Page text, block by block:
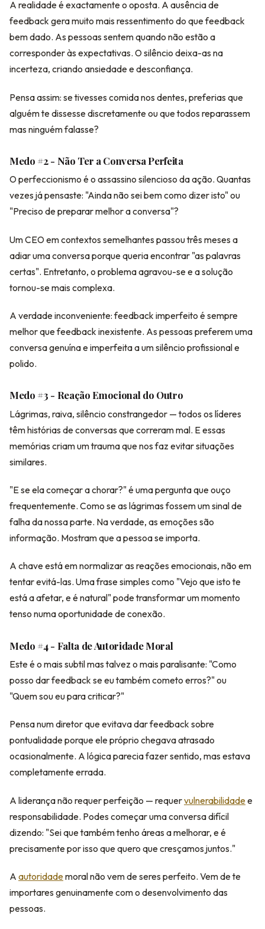
A realidade é exactamente o oposta. A ausência de
feedback gera muito mais ressentimento do que feedback
bem dado. As pessoas sentem quando não estão a
corresponder às expectativas. O silêncio deixa-as na
incerteza, criando ansiedade e desconfiança.
Pensa assim: se tivesses comida nos dentes, preferias que
alguém te dissesse discretamente ou que todos reparassem
mas ninguém falasse?
Medo #2 - Não Ter a Conversa Perfeita
O perfeccionismo é o assassino silencioso da ação. Quantas
vezes já pensaste: "Ainda não sei bem como dizer isto" ou
"Preciso de preparar melhor a conversa"?
Um CEO em contextos semelhantes passou três meses a
adiar uma conversa porque queria encontrar "as palavras
certas". Entretanto, o problema agravou-se e a solução
tornou-se mais complexa.
A verdade inconveniente: feedback imperfeito é sempre
melhor que feedback inexistente. As pessoas preferem uma
conversa genuína e imperfeita a um silêncio profissional e
polido.
Medo #3 - Reação Emocional do Outro
Lágrimas, raiva, silêncio constrangedor — todos os líderes
têm histórias de conversas que correram mal. E essas
memórias criam um trauma que nos faz evitar situações
similares.
"E se ela começar a chorar?" é uma pergunta que ouço
frequentemente. Como se as lágrimas fossem um sinal de
falha da nossa parte. Na verdade, as emoções são
informação. Mostram que a pessoa se importa.
A chave está em normalizar as reações emocionais, não em
tentar evitá-las. Uma frase simples como "Vejo que isto te
está a afetar, e é natural" pode transformar um momento
tenso numa oportunidade de conexão.
Medo #4 - Falta de Autoridade Moral
Este é o mais subtil mas talvez o mais paralisante: "Como
posso dar feedback se eu também cometo erros?" ou
"Quem sou eu para criticar?"
Pensa num diretor que evitava dar feedback sobre
pontualidade porque ele próprio chegava atrasado
ocasionalmente. A lógica parecia fazer sentido, mas estava
completamente errada.
A liderança não requer perfeição — requervulnerabilidade e
responsabilidade. Podes começar uma conversa difícil
dizendo: "Sei que também tenho áreas a melhorar, e é
precisamente por isso que quero que cresçamos juntos."
A autoridade moral não vem de seres perfeito. Vem de te
importares genuinamente com o desenvolvimento das
pessoas.